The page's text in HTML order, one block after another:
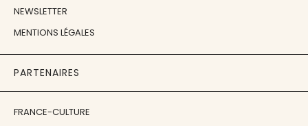
NEWSLETTER
MENTIONS LÉGALES
PARTENAIRES
FRANCE-CULTURE